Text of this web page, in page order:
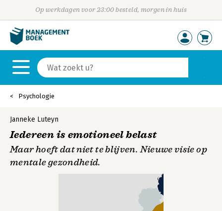
Op werkdagen voor 23:00 besteld, morgen in huis
Psychologie
Janneke Luteyn
Iedereen is emotioneel belast
Maar hoeft dat niet te blijven. Nieuwe visie op
mentale gezondheid.